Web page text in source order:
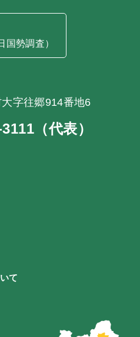
勢調査）
字往郷914番地6
（代表）
て